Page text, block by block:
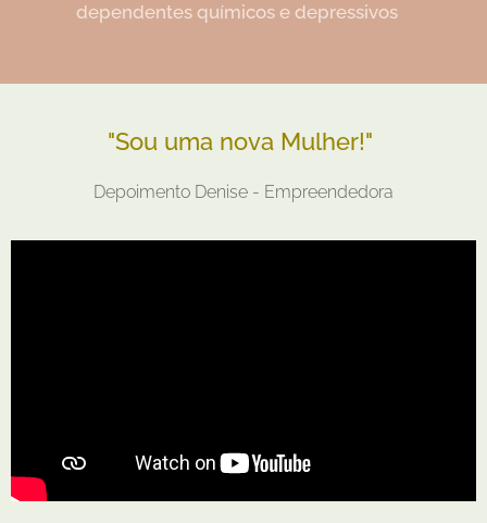
dependentes químicos e depressivos
"Sou uma nova Mulher!"
Depoimento Denise - Empreendedora